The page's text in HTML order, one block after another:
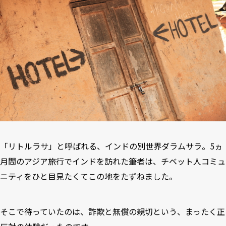
「リトルラサ」と呼ばれる、インドの別世界ダラムサラ。5ヵ
月間のアジア旅行でインドを訪れた筆者は、チベット人コミュ
ニティをひと目見たくてこの地をたずねました。
そこで待っていたのは、詐欺と無償の親切という、まったく正